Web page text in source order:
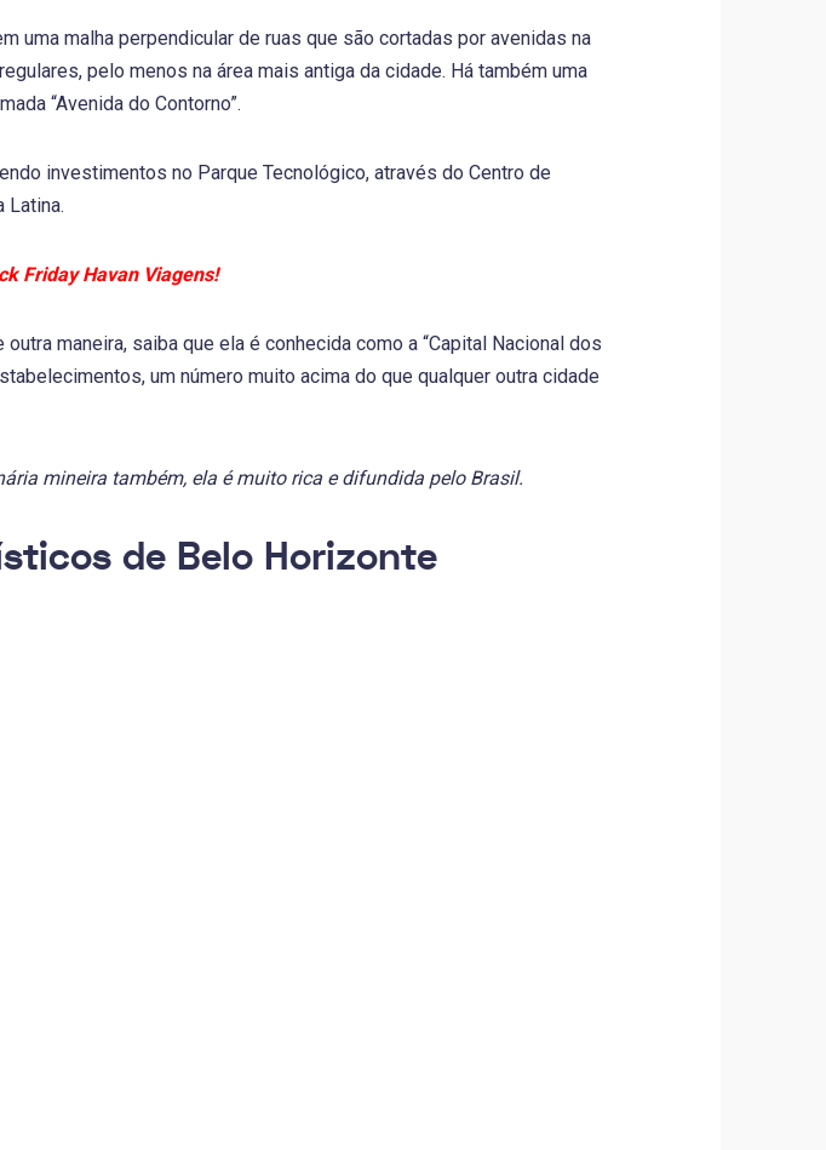
uma malha perpendicular de ruas que são cortadas por avenidas na
pelo menos na área mais antiga da cidade. Há também uma
“Avenida do Contorno”.
investimentos no Parque Tecnológico, através do Centro de
Latina.
Friday Havan Viagens!
maneira, saiba que ela é conhecida como a “Capital Nacional dos
um número muito acima do que qualquer outra cidade
mineira também, ela é muito rica e difundida pelo Brasil.
de Belo Horizonte